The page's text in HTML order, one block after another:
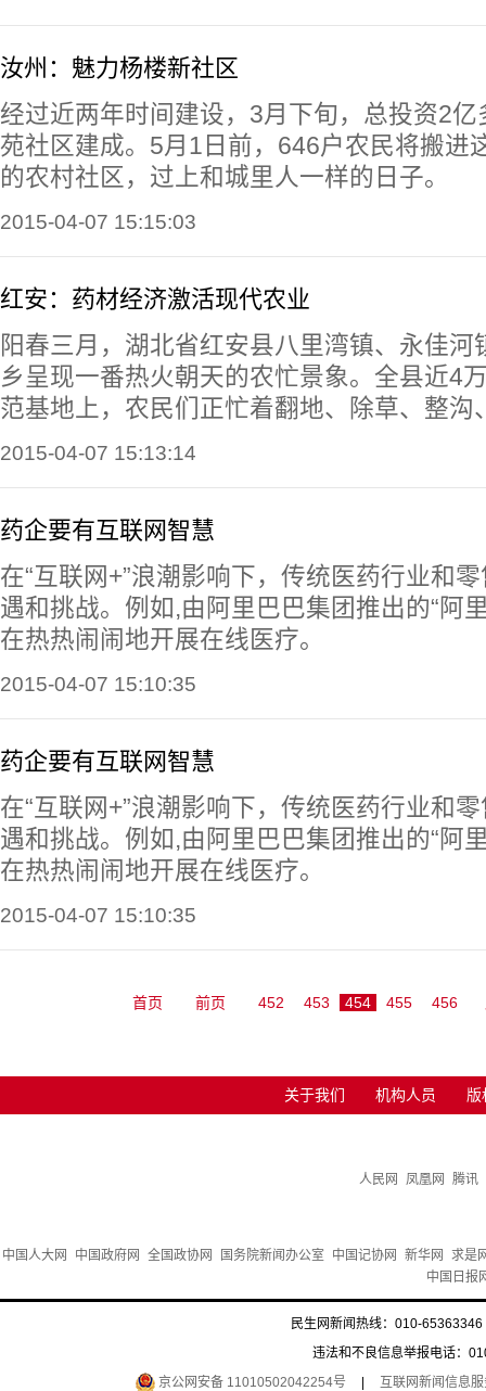
汝州：魅力杨楼新社区
经过近两年时间建设，3月下旬，总投资2
苑社区建成。5月1日前，646户农民将搬进
的农村社区，过上和城里人一样的日子。
2015-04-07 15:15:03
红安：药材经济激活现代农业
阳春三月，湖北省红安县八里湾镇、永佳河
乡呈现一番热火朝天的农忙景象。全县近4
范基地上，农民们正忙着翻地、除草、整
2015-04-07 15:13:14
药企要有互联网智慧
在“互联网+”浪潮影响下，传统医药行业和
遇和挑战。例如,由阿里巴巴集团推出的“阿
在热热闹闹地开展在线医疗。
2015-04-07 15:10:35
药企要有互联网智慧
在“互联网+”浪潮影响下，传统医药行业和
遇和挑战。例如,由阿里巴巴集团推出的“阿
在热热闹闹地开展在线医疗。
2015-04-07 15:10:35
首页 前页 452 453 454 455 456
关于我们 机构人员 版
人民网 凤凰网 腾讯
中国人大网 中国政府网 全国政协网 国务院新闻办公室 中国记协网 新华网
求是
中国日报
民生网新闻热线：010-
违法和不良信息举报电话：
京公网安备 11010502042254号
互联网新闻信息